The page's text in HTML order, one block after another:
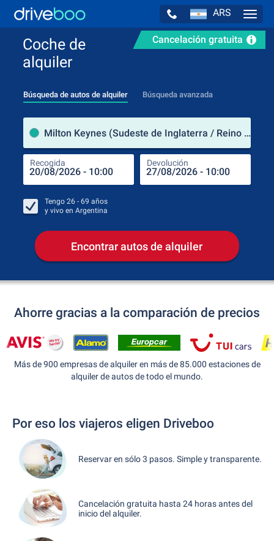
ARS
Cancelación gratuita
Coche de
alquiler
Búsqueda de autos de alquiler Búsqueda avanzada
Milton Keynes (Sudeste de Inglaterra / Reino Unido)
Recogida Devolución
Tengo 26 - 69 años
y vivo en Argentina
Encontrar autos de alquiler
Ahorre gracias a la comparación de precios
Más de 900 empresas de alquiler en más de 85.000 estaciones de
alquiler de autos de todo el mundo.
Por eso los viajeros eligen Driveboo
Reservar en sólo 3 pasos. Simple y transparente.
Cancelación gratuita hasta 24 horas antes del
inicio del alquiler.